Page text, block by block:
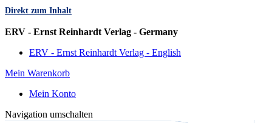
Direkt zum Inhalt
ERV - Ernst Reinhardt Verlag - Germany
ERV - Ernst Reinhardt Verlag - English
Mein Warenkorb
Mein Konto
Navigation umschalten